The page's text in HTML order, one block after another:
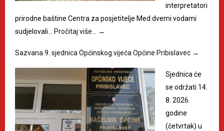
interpretatori
prirodne baštine Centra za posjetitelje Med dvemi vodami
sudjelovali… Pročitaj više… →
Sazvana 9. sjednica Općinskog vijeća Općine Pribislavec →
Sjednica će
se održati 14.
8. 2026.
godine
(četvrtak) u